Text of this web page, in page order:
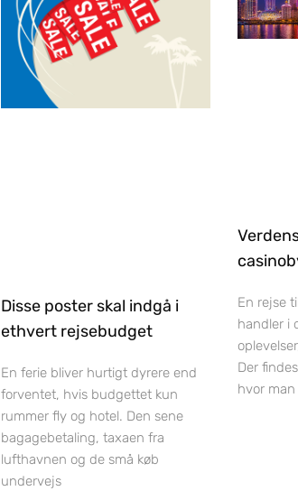
Disse poster skal indgå i
ethvert rejsebudget
En ferie bliver hurtigt dyrere end
forventet, hvis budgettet kun
rummer fly og hotel. Den sene
bagagebetaling, taxaen fra
lufthavnen og de små køb
undervejs
En rejse
handler i
Der
hvor man